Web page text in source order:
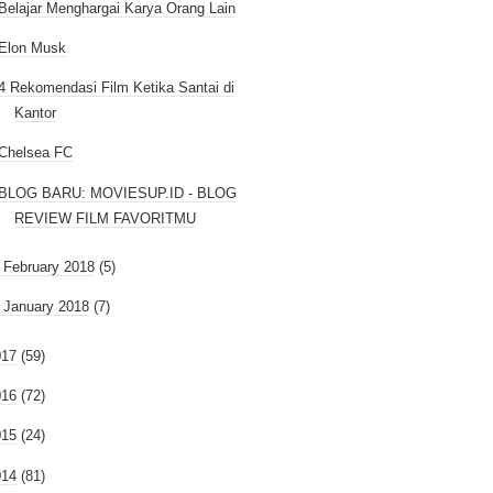
Belajar Menghargai Karya Orang Lain
Elon Musk
Rekomendasi Film Ketika Santai di
Kantor
FC
BLOG BARU: MOVIESUP.ID - BLOG
REVIEW FILM FAVORITMU
February 2018 (5)
January 2018 (7)
(59)
(72)
(24)
(81)